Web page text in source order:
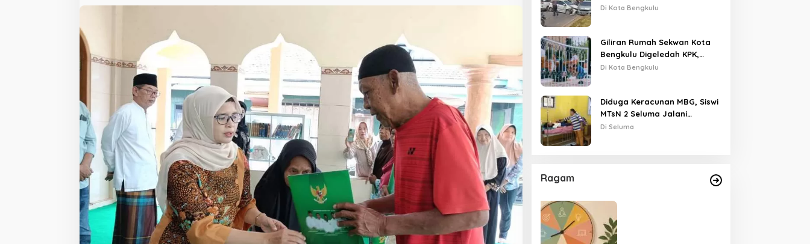
Tabrakan Beruntun di Lampu
Di Kota Bengkulu
Giliran Rumah Sekwan Kota
Bengkulu Digeledah KPK,
Dikawal Polisi Bersenjata
Di Kota Bengkulu
Diduga Keracunan MBG, Siswi
MTsN 2 Seluma Jalani
Perawatan Intensif di RSUD
Di Seluma
Ragam